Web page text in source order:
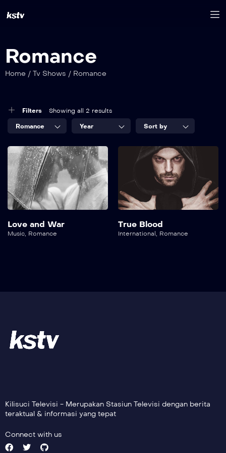
Romance
Home / Tv Shows / Romance
Filters Showing all 2 results
Romance Year Sort by
Love and War
Music, Romance
True Blood
International , Romance
Kilisuci Televisi - Merupakan Stasiun Televisi dengan berita
teraktual & informasi yang tepat
Connect with us